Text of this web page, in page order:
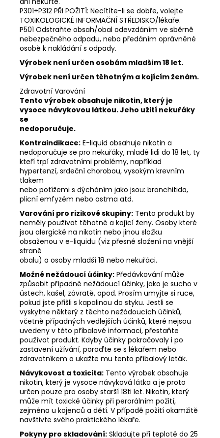
P301+P312 PŘI POŽITÍ: Necítíte-li se dobře, volejte
TOXIKOLOGICKÉ INFORMAČNÍ STŘEDISKO/lékaře.
P501 Odstraňte obsah/obal odevzdáním ve sběrně
nebezpečného odpadu, nebo předáním oprávněné
osobě k nakládání s odpady.
Výrobek není určen osobám mladším 18 let.
Výrobek není určen těhotným a kojícím ženám.
Zdravotní Varování
Tento výrobek obsahuje nikotin, který je
vysoce návykovou látkou. Jeho užití nekuřáky
se
nedoporučuje.
Kontraindikace: E-liquid obsahuje nikotin a
nedoporučuje se pro nekuřáky, mladé lidi do 18 let, ty
kteří trpí zdravotními problémy, například
hypertenzí, srdeční chorobou, vysokým krevním
tlakem
nebo potížemi s dýcháním jako jsou: bronchitida,
plicní emfyzém nebo astma atd.
Varování pro rizikové skupiny: Tento produkt by
neměly používat těhotné a kojící ženy. Osoby které
jsou alergické na nikotin nebo jinou složku
obsaženou v e-liquidu (viz přesné složení na vnější
straně
obalu) a osoby mladší 18 nebo nekuřáci.
Možné nežádoucí účinky: Předávkování může
způsobit případné nežádoucí účinky, jako je sucho v
ústech, kašel, závratě, apod. Prosím umyjte si ruce,
pokud jste přišli s kapalinou do styku. Jestli se
vyskytne některý z těchto nežádoucích účinků,
včetně případných vedlejších účinků, které nejsou
uvedeny v této příbalové informaci, přestaňte
používat produkt. Kdyby účinky pokračovaly i po
zastavení užívání, poraďte se s lékařem nebo
zdravotníkem a ukažte mu tento příbalový leták.
Návykovost a toxicita: Tento výrobek obsahuje
nikotin, který je vysoce návyková látka a je proto
určen pouze pro osoby starší 18ti let. Nikotin, který
může mít toxické účinky při perorálním požití,
zejména u kojenců a dětí. V případě požití okamžitě
navštivte svého praktického lékaře.
Pokyny pro skladování: Skladujte při teplotě do 25